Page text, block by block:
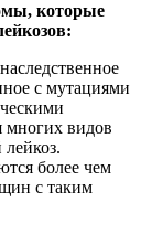
которые
с мутациями
многих видов
более чем
с таким